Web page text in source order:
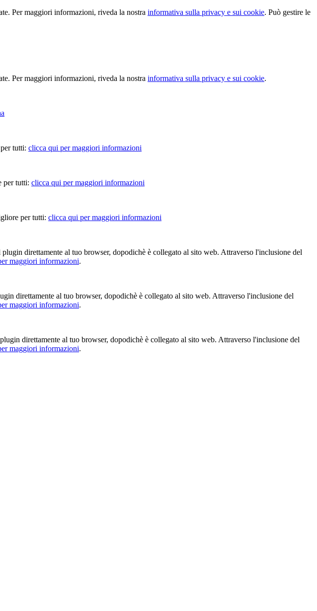
Per maggiori informazioni, riveda la nostra informativa sulla privacy e sui cookie. Può gestire le
Per maggiori informazioni, riveda la nostra informativa sulla privacy e sui cookie.
tutti: clicca qui per maggiori informazioni
per tutti: clicca qui per maggiori informazioni
per tutti: clicca qui per maggiori informazioni
direttamente al tuo browser, dopodichè è collegato al sito web. Attraverso l'inclusione del
maggiori informazioni.
direttamente al tuo browser, dopodichè è collegato al sito web. Attraverso l'inclusione del
maggiori informazioni.
direttamente al tuo browser, dopodichè è collegato al sito web. Attraverso l'inclusione del
maggiori informazioni.